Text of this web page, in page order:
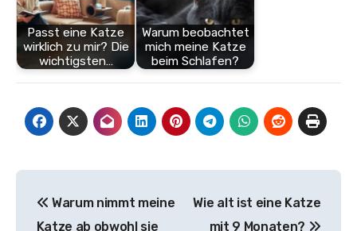
Passt eine Katze
wirklich zu mir? Die
wichtigsten…
Warum beobachtet
mich meine Katze
beim Schlafen?
Warum nimmt meine
Katze ab obwohl sie
Wie alt ist eine Katze
mit 9 Monaten?